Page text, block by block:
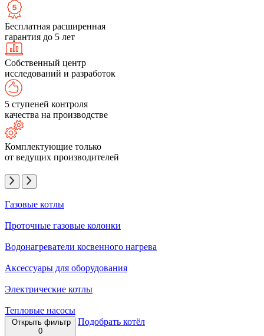
Бесплатная расширенная
гарантия до 5 лет
Собственный центр
исследований и разработок
5 ступеней контроля
качества на производстве
Комплектующие только
от ведущих производителей
Газовые котлы
Проточные газовые колонки
Водонагреватели косвенного нагрева
Аксессуары для оборудования
Электрические котлы
Тепловые насосы
Открыть фильтр
0
Подобрать котёл